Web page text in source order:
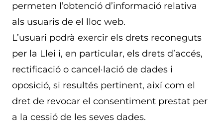
permeten l’obtenció d’informació relativa
als usuaris de el lloc web.
L’usuari podrà exercir els drets reconeguts
per la Llei i, en particular, els drets d’accés,
rectificació o cancel·lació de dades i
oposició, si resultés pertinent, així com el
dret de revocar el consentiment prestat per
a la cessió de les seves dades.